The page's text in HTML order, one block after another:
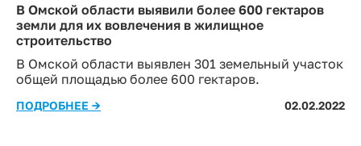
В Омской области выявили более 600 гектаров
земли для их вовлечения в жилищное
строительство
В Омской области выявлен 301 земельный участок
общей площадью более 600 гектаров.
ПОДРОБНЕЕ → 02.02.2022